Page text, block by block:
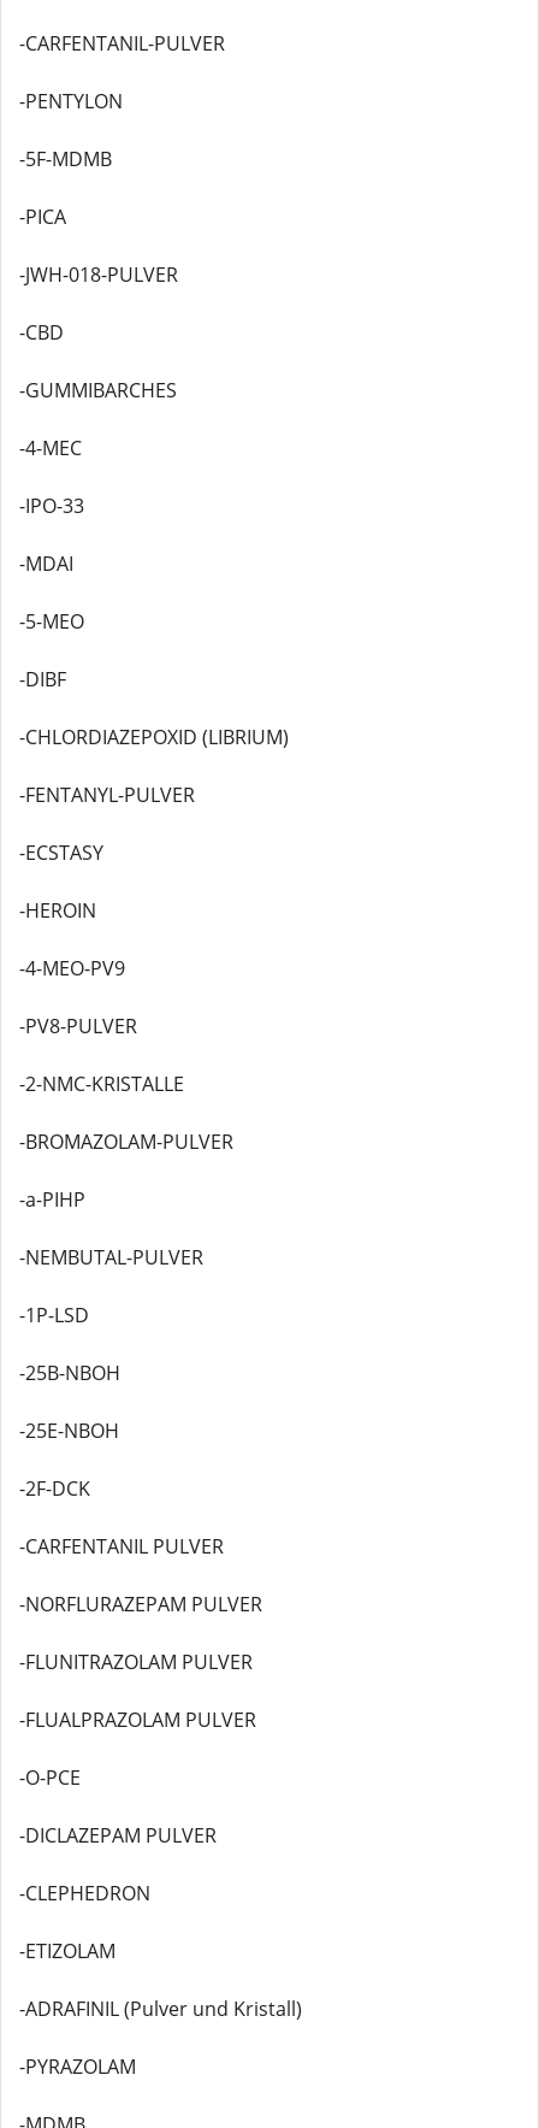
-CARFENTANIL-PULVER
-PENTYLON
-5F-MDMB
-PICA
-JWH-018-PULVER
-CBD
-GUMMIBARCHES
-4-MEC
-IPO-33
-MDAI
-5-MEO
-DIBF
-CHLORDIAZEPOXID (LIBRIUM)
-FENTANYL-PULVER
-ECSTASY
-HEROIN
-4-MEO-PV9
-PV8-PULVER
-2-NMC-KRISTALLE
-BROMAZOLAM-PULVER
-a-PIHP
-NEMBUTAL-PULVER
-1P-LSD
-25B-NBOH
-25E-NBOH
-2F-DCK
-CARFENTANIL PULVER
-NORFLURAZEPAM PULVER
-FLUNITRAZOLAM PULVER
-FLUALPRAZOLAM PULVER
-O-PCE
-DICLAZEPAM PULVER
-CLEPHEDRON
-ETIZOLAM
-ADRAFINIL (Pulver und Kristall)
-PYRAZOLAM